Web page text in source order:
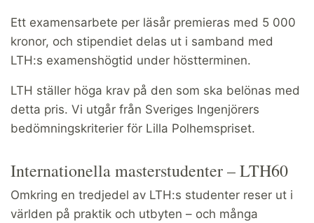
Ett examensarbete per läsår premieras med 5 000
kronor, och stipendiet delas ut i samband med
LTH:s examenshögtid under höstterminen.
LTH ställer höga krav på den som ska belönas med
detta pris. Vi utgår från Sveriges Ingenjörers
bedömningskriterier för Lilla Polhemspriset.
Internationella masterstudenter – LTH60
Omkring en tredjedel av LTH:s studenter reser ut i
världen på praktik och utbyten – och många